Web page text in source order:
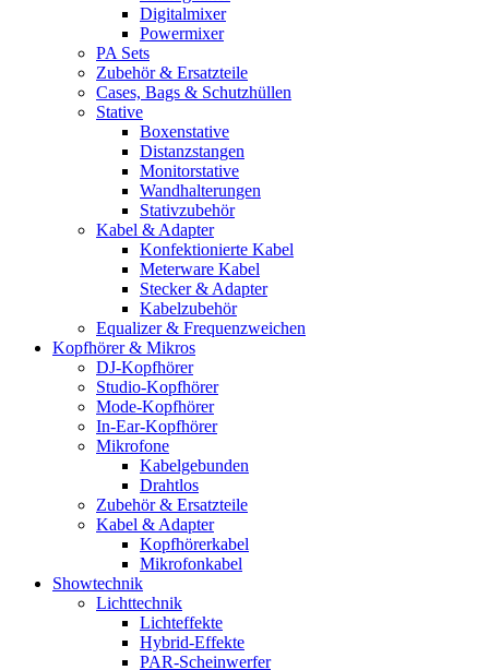
Digitalmixer
Powermixer
PA Sets
Zubehör & Ersatzteile
Cases, Bags & Schutzhüllen
Stative
Boxenstative
Distanzstangen
Monitorstative
Wandhalterungen
Stativzubehör
Kabel & Adapter
Konfektionierte Kabel
Meterware Kabel
Stecker & Adapter
Kabelzubehör
Equalizer & Frequenzweichen
Kopfhörer & Mikros
DJ-Kopfhörer
Studio-Kopfhörer
Mode-Kopfhörer
In-Ear-Kopfhörer
Mikrofone
Kabelgebunden
Drahtlos
Zubehör & Ersatzteile
Kabel & Adapter
Kopfhörerkabel
Mikrofonkabel
Showtechnik
Lichttechnik
Lichteffekte
Hybrid-Effekte
PAR-Scheinwerfer